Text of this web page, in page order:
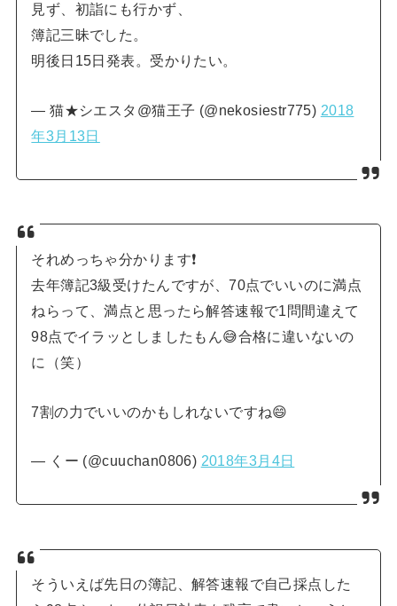
見ず、初詣にも行かず、
簿記三昧でした。
明後日15日発表。受かりたい。
— 猫★シエスタ@猫王子 (@nekosiestr775) 2018
年3月13日
それめっちゃ分かります❗
去年簿記3級受けたんですが、70点でいいのに満点
ねらって、満点と思ったら解答速報で1問間違えて
98点でイラッとしましたもん😅合格に違いないの
に（笑）
7割の力でいいのかもしれないですね😄
— くー (@cuuchan0806) 2018年3月4日
そういえば先日の簿記、解答速報で自己採点した